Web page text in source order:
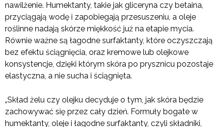
nawilżenie. Humektanty, takie jak gliceryna czy betaina,
przyciągają wodę i zapobiegają przesuszeniu, a oleje
roślinne nadają skórze miękkość już na etapie mycia.
Równie ważne są łagodne surfaktanty, które oczyszczają
bez efektu ściągnięcia, oraz kremowe lub olejkowe
konsystencje, dzięki którym skóra po prysznicu pozostaje
elastyczna, a nie sucha i ściągnięta.
„Skład żelu czy olejku decyduje o tym, jak skóra będzie
zachowywać się przez cały dzień. Formuły bogate w
humektanty, oleje i łagodne surfaktanty, czyli składniki,